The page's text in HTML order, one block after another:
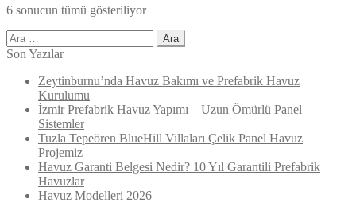
6 sonucun tümü gösteriliyor
Arama:
Son Yazılar
Zeytinburnu’nda Havuz Bakımı ve Prefabrik Havuz
Kurulumu
İzmir Prefabrik Havuz Yapımı – Uzun Ömürlü Panel
Sistemler
Tuzla Tepeören BlueHill Villaları Çelik Panel Havuz
Projemiz
Havuz Garanti Belgesi Nedir? 10 Yıl Garantili Prefabrik
Havuzlar
Havuz Modelleri 2026